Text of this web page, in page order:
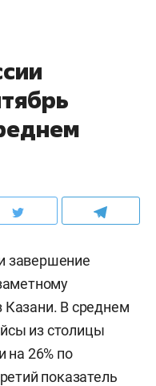
завершение
В среднем
из столицы
на 26% по
показатель